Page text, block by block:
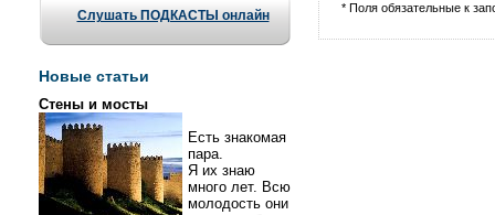
Слушать ПОДКАСТЫ онлайн
Новые статьи
Стены и мосты
Есть знакомая
пара.
Я их знаю
много лет. Всю
молодость они
* Поля обязательные к